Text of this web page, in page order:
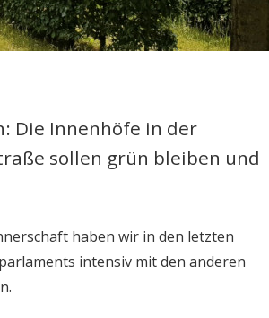
Die Innenhöfe in der
sollen grün bleiben und
haben wir in den letzten
intensiv mit den anderen